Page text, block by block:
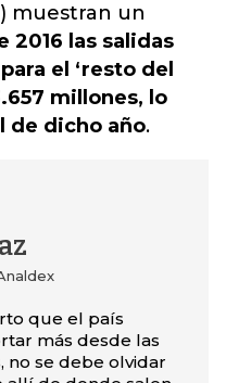
muestran un
2016 las salidas
el ‘resto del
millones, lo
de dicho año.
que el país
más desde las
no se debe olvidar